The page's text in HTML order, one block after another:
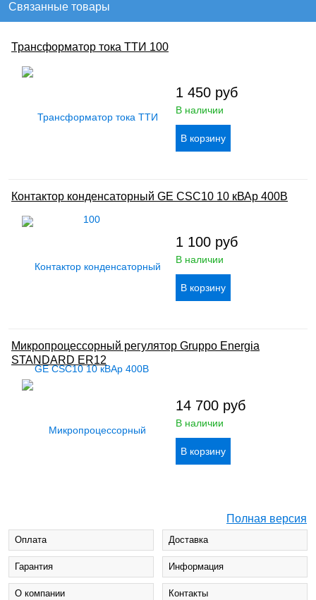
Связанные товары
Трансформатор тока ТТИ 100
1 450 руб
В наличии
Контактор конденсаторный GE CSC10 10 кВАр 400В
1 100 руб
В наличии
Микропроцессорный регулятор Gruppo Energia
STANDARD ER12
14 700 руб
В наличии
Полная версия
Оплата Доставка
Гарантия Информация
О компании Контакты